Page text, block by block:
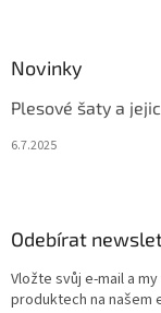
Novinky
Plesové šaty a
6.7.2025
Odebírat
Vložte svůj e-mail a
produktech na našem